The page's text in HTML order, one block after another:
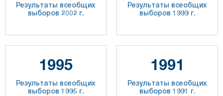
Результаты всеобщих
выборов 2002 г.
Результаты всеобщих
выборов 1999 г.
1995
Результаты всеобщих
выборов 1995 г.
1991
Результаты всеобщих
выборов 1991 г.